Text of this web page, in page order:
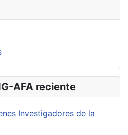
AFA reciente
Investigadores de la